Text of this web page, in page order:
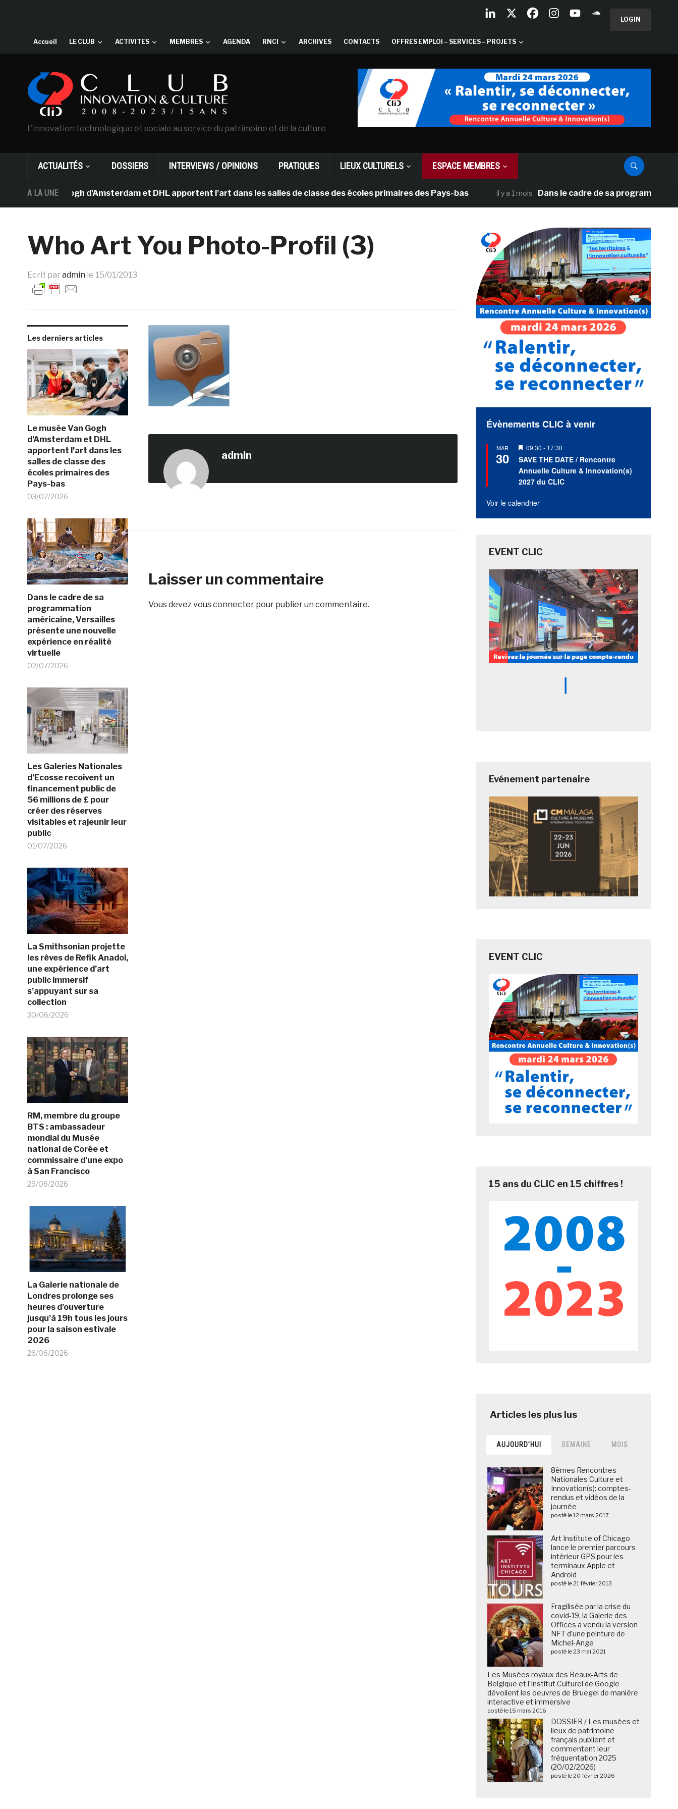
LOGIN
Accueil LE CLUB ACTIVITES MEMBRES AGENDA RNCI ARCHIVES CONTACTS OFFRES EMPLOI – SERVICES – PROJETS
L'innovation technologique et sociale au service du patrimoine et de la culture
ACTUALITÉS DOSSIERS INTERVIEWS / OPINIONS PRATIQUES LIEUX CULTURELS ESPACE MEMBRES
A LA UNE
Van Gogh d’Amsterdam et DHL apportent l’art dans les salles de classe des écoles primaires des Pays-bas il y a 1 mois Dans le cadre de sa programmation
Who Art You Photo-Profil (3)
Ecrit par admin le 15/01/2013
Les derniers articles
Le musée Van Gogh
d’Amsterdam et DHL
apportent l’art dans les
salles de classe des
écoles primaires des
Pays-bas
03/07/2026
Dans le cadre de sa
programmation
américaine, Versailles
présente une nouvelle
expérience en réalité
virtuelle
02/07/2026
Les Galeries Nationales
d’Ecosse recoivent un
financement public de
56 millions de £ pour
créer des réserves
visitables et rajeunir leur
public
01/07/2026
La Smithsonian projette
les rêves de Refik Anadol,
une expérience d’art
public immersif
s’appuyant sur sa
collection
30/06/2026
RM, membre du groupe
BTS : ambassadeur
mondial du Musée
national de Corée et
commissaire d’une expo
à San Francisco
29/06/2026
La Galerie nationale de
Londres prolonge ses
heures d’ouverture
jusqu’à 19h tous les jours
pour la saison estivale
2026
26/06/2026
admin
Laisser un commentaire
Vous devezvous connecterpour publier un commentaire.
Évènements CLIC à venir
MAR
30
Mis
en
avant
09:30 - 17:30
SAVE THE DATE / Rencontre
Annuelle Culture & Innovation(s)
2027 du CLIC
Voir le calendrier
EVENT CLIC
Evénement partenaire
EVENT CLIC
15 ans du CLIC en 15 chiffres !
AUJOURD’HUI SEMAINE MOIS
8èmes Rencontres
Nationales Culture et
Innovation(s): comptes-
rendus et vidéos de la
journée
posté le 12 mars 2017
Art Institute of Chicago
lance le premier parcours
intérieur GPS pour les
terminaux Apple et
Android
posté le 21 février 2013
Fragilisée par la crise du
covid-19, la Galerie des
Offices a vendu la version
NFT d’une peinture de
Michel-Ange
posté le 23 mai 2021
Les Musées royaux des Beaux-Arts de
Belgique et l’Institut Culturel de Google
dévoilent les oeuvres de Bruegel de manière
interactive et immersive
posté le 15 mars 2016
DOSSIER / Les musées et
lieux de patrimoine
français publient et
commentent leur
fréquentation 2025
(20/02/2026)
posté le 20 février 2026